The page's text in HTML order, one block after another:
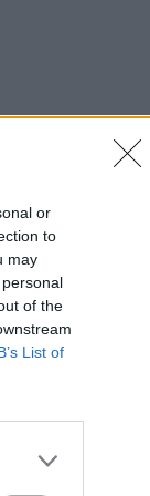
or
to
may
of the
List of